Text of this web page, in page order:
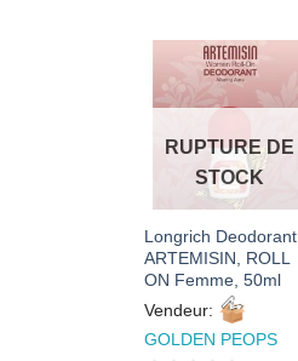
AJOUTER
FAVORIS
RUPTURE DE
STOCK
Longrich Deodorant
ARTEMISIN, ROLL
ON Femme, 50ml
Vendeur:
GOLDEN PEOPS